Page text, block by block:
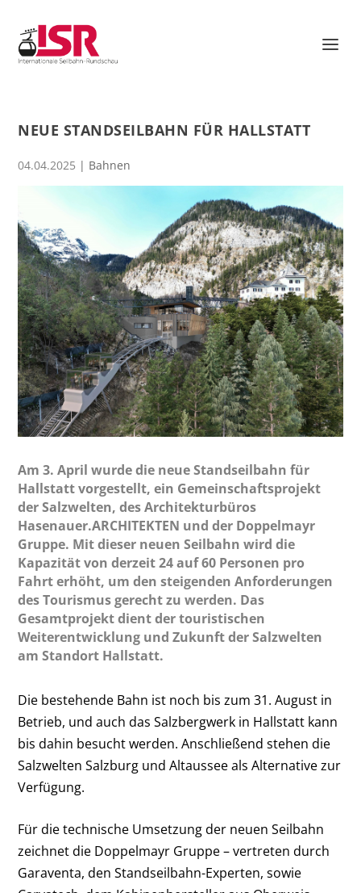
NEUE STANDSEILBAHN FÜR HALLSTATT
04.04.2025 | Bahnen
Am 3. April wurde die neue Standseilbahn für
Hallstatt vorgestellt, ein Gemeinschaftsprojekt
der Salzwelten, des Architekturbüros
Hasenauer.ARCHITEKTEN und der Doppelmayr
Gruppe. Mit dieser neuen Seilbahn wird die
Kapazität von derzeit 24 auf 60 Personen pro
Fahrt erhöht, um den steigenden Anforderungen
des Tourismus gerecht zu werden. Das
Gesamtprojekt dient der touristischen
Weiterentwicklung und Zukunft der Salzwelten
am Standort Hallstatt.
Die bestehende Bahn ist noch bis zum 31. August in
Betrieb, und auch das Salzbergwerk in Hallstatt kann
bis dahin besucht werden. Anschließend stehen die
Salzwelten Salzburg und Altaussee als Alternative zur
Verfügung.
Für die technische Umsetzung der neuen Seilbahn
zeichnet die Doppelmayr Gruppe – vertreten durch
Garaventa, den Standseilbahn-Experten, sowie